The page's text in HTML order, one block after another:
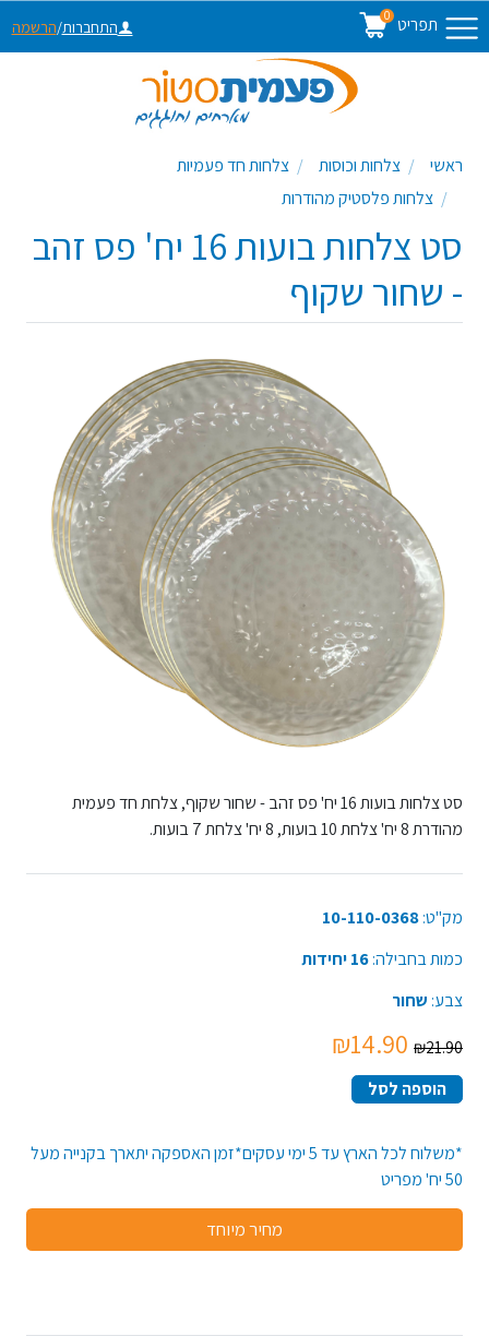
תפריט 0
התחברות/הרשמה
ראשי צלחות וכוסות
צלחות חד פעמיות
צלחות פלסטיק מהודרות
סט צלחות בועות 16 יח' פס זהב
- שחור שקוף
סט צלחות בועות 16 יח' פס זהב - שחור שקוף, צלחת חד פעמית
מהודרת 8 יח' צלחת 10 בועות, 8 יח' צלחת 7 בועות.
מק"ט:10-110-0368
כמות בחבילה:16 יחידות
צבע: שחור
₪21.90
₪14.90
הוספה לסל
*משלוח לכל הארץ עד 5 ימי עסקים*זמן האספקה יתארך בקנייה מעל
50 יח' מפריט
מחיר מיוחד